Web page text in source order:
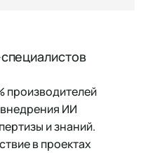
производителей
ИИ
и знаний.
в проектах